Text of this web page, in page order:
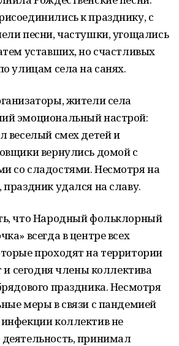
к празднику, с
песни, частушки, угощались
уставших, но счастливых
улицам села на санях.
жители села
эмоциональный настрой:
веселый смех детей и
вернулись домой с
со сладостями. Несмотря на
удался на славу.
что Народный фольклорный
всегда в центре всех
проходят на территории
и сегодня члены коллектива
праздника. Несмотря
меры в связи с пандемией
коллектив не
принимал